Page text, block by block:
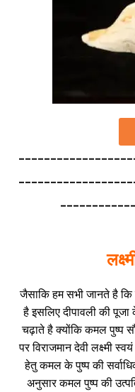
जैसाकि हम सभी जानते है कि
है इसलिए दीपावली की
चढ़ाते है क्योंकि कमल पुष्प
पर विराजमान देवी लक्ष्मी
हेतु कमल के पुष्प की
अनुसार कमल पुष्प की